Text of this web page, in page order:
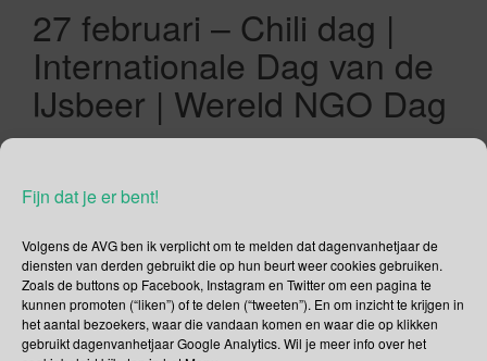
Fijn dat je er bent!
Volgens de AVG ben ik verplicht om te melden dat dagenvanhetjaar de
diensten van derden gebruikt die op hun beurt weer cookies gebruiken.
Zoals de buttons op Facebook, Instagram en Twitter om een pagina te
kunnen promoten (“liken”) of te delen (“tweeten”). En om inzicht te krijgen in
het aantal bezoekers, waar die vandaan komen en waar die op klikken
gebruikt dagenvanhetjaar Google Analytics. Wil je meer info over het
27 februari – Chili dag |
Internationale Dag van de
IJsbeer | Wereld NGO Dag
27/02/2020 Gina Makken Februari
Chili dag Waar ligt de oorsprong van chili zoals de
achter de geschiedenis van chili con carne aangaat dan kom
je diverse verhalen tegen. Waar het niét vandaan komt is
Mexico, daar is 95% het wel over eens. Waar dan wel zul je
denken. Tja […]